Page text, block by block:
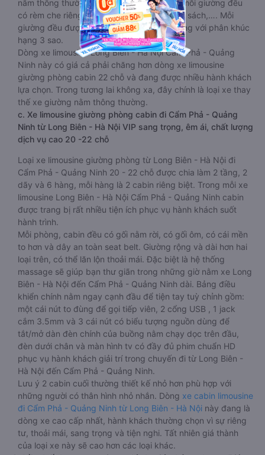
nằm thông thường một chút. Tuy nhiên tại mỗi giường đều
có rèm che riêng, màn hình led, và đèn đọc sách,…. Mỗi
giường đều được bọc da êm ái, tương đương với phân khúc
hạng 3 sao.
Dòng xe limousine Long Biên - Hà Nội Cẩm Phả - Quảng
Ninh này có giá cả phải chăng hơn dòng xe limousine
giường phòng cabin 22 chỗ và đang được nhiều hành khách
lựa chọn. Trong tương lai không xa, đây chính là loại xe thay
thế xe giường nằm thông thường.
c. Xe limousine giường phòng cabin đi Cẩm Phả - Quảng
Ninh từ Long Biên - Hà Nội VIP sang trọng, êm ái, chất lượng
dịch vụ cao 20 -22 chỗ
Loại xe limousine giường phòng từ Long Biên - Hà Nội đi
Cẩm Phả - Quảng Ninh 20 - 22 chỗ được chia làm 2 tầng, 2
dãy và 6 hàng, mỗi hàng là 2 cabin riêng biệt. Trong mỗi xe
limousine Long Biên - Hà Nội Cẩm Phả - Quảng Ninh cabin
được trang bị rất nhiều tiện ích phục vụ hành khách suốt
hành trình.
Mỗi phòng, cabin đều có gối nằm rời, có gối ôm, có cái mền
to hơn và dây an toàn seat belt. Giường rộng và dài hơn hai
loại trên, có thể lăn lộn thoải mái. Đặc biệt là hệ thống
massage sẽ giúp bạn thư giãn trong những giờ nằm xe Long
Biên - Hà Nội đến Cẩm Phả - Quảng Ninh dài. Bảng điều
khiển chính nằm ngay cạnh đầu để tiện tay tuỳ chỉnh gồm:
một cái nút to đùng để gọi tiếp viên, 2 cổng USB , 1 jack
cắm 3.5mm và 3 cái nút có biểu tượng nguồn dùng để
tắt/mở dàn đèn chính của buồng nằm chạy dọc trên đầu,
đèn dưới chân và màn hình tv có đầy đủ phim chuẩn HD
phục vụ hành khách giải trí trong chuyến đi từ Long Biên -
Hà Nội đến Cẩm Phả - Quảng Ninh.
Lưu ý 2 cabin cuối thường thiết kế nhỏ hơn phù hợp với
những người có thân hình nhỏ nhắn. Dòng xe cabin limousine
đi Cẩm Phả - Quảng Ninh từ Long Biên - Hà Nội này đang là
dòng xe cao cấp nhất, hành khách thường chọn vì sự riêng
tư, thoải mái, sang trọng và tiện nghi. Tất nhiên giá thành
của loại xe này sẽ cao hơn các loại khác.